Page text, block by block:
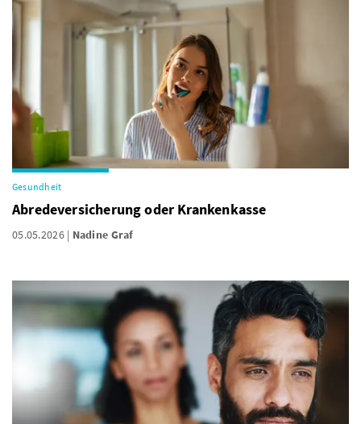
Gesundheit
Abredeversicherung oder Krankenkasse
05.05.2026 Nadine Graf